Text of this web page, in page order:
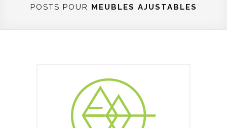
POSTS POUR MEUBLES AJUSTABLES